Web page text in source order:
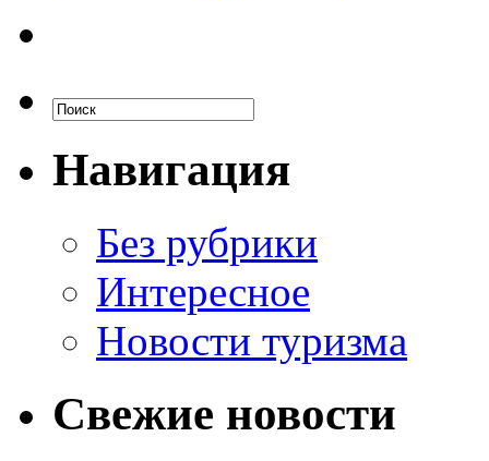
Навигация
Без рубрики
Интересное
Новости туризма
Свежие новости